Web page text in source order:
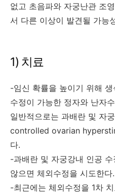
없고 초음파와 자궁난관 조
서 다른 이상이 발견될 가능
1) 치료
-임신 확률을 높이기 위해
수정이 가능한 정자와 난자
일반적으로는 과배란 및 자
controlled ovarian
다.
-과배란 및 자궁강내 인공
않으면 체외수정을 시도한다.
-최근에는 체외수정을 1차